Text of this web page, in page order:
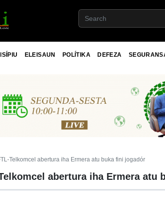
ELEISAUN POLÍTIKA DEFEZA
Telkomcel abertura iha Ermera atu buka fini jogadór
abertura iha Ermera atu